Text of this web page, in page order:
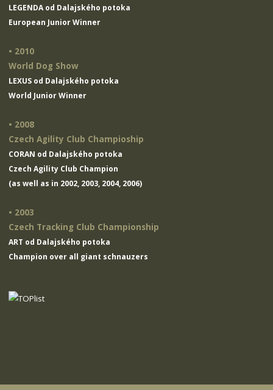
LEGENDA od Dalajského potoka
European Junior Winner
• 2010
World Dog Show
LEXUS od Dalajského potoka
World Junior Winner
• 2008
Czech Agility Club Champioship
CORAN od Dalajského potoka
Czech Agility Club Champion
(as well as in 2002, 2003, 2004, 2006)
• 2003
Czech Tracking Club Championship
ART od Dalajského potoka
Champion over all giant schnauzers